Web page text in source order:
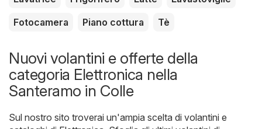
Fotocamera
Piano cottura Tè
Nuovi volantini e offerte della
categoria Elettronica nella
Santeramo in Colle
Sul nostro sito troverai un'ampia scelta di volantini e